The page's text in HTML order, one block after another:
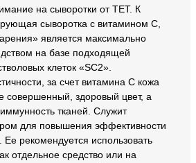
на сыворотки от ТЕТ. К
сыворотка с витамином C,
является максимально
на базе подходящей
клеток «SC2».
за счет витамина C кожа
совершенный, здоровый цвет, а
тканей. Служит
для повышения эффективности
Ее рекомендуется использовать
отдельное средство или на